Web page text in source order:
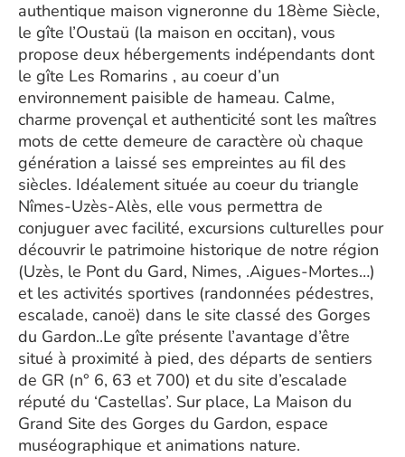
authentique maison vigneronne du 18ème Siècle,
le gîte l’Oustaü (la maison en occitan), vous
propose deux hébergements indépendants dont
le gîte Les Romarins , au coeur d’un
environnement paisible de hameau. Calme,
charme provençal et authenticité sont les maîtres
mots de cette demeure de caractère où chaque
génération a laissé ses empreintes au fil des
siècles. Idéalement située au coeur du triangle
Nîmes-Uzès-Alès, elle vous permettra de
conjuguer avec facilité, excursions culturelles pour
découvrir le patrimoine historique de notre région
(Uzès, le Pont du Gard, Nimes, .Aigues-Mortes…)
et les activités sportives (randonnées pédestres,
escalade, canoë) dans le site classé des Gorges
du Gardon..Le gîte présente l’avantage d’être
situé à proximité à pied, des départs de sentiers
de GR (n° 6, 63 et 700) et du site d’escalade
réputé du ‘Castellas’. Sur place, La Maison du
Grand Site des Gorges du Gardon, espace
muséographique et animations nature.